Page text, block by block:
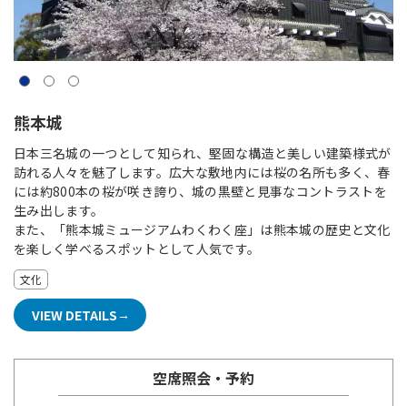
熊本城
日本三名城の一つとして知られ、堅固な構造と美しい建築様式が
訪れる人々を魅了します。広大な敷地内には桜の名所も多く、春
には約800本の桜が咲き誇り、城の黒壁と見事なコントラストを
生み出します。
また、「熊本城ミュージアムわくわく座」は熊本城の歴史と文化
を楽しく学べるスポットとして人気です。
文化
VIEW DETAILS
空席照会・予約